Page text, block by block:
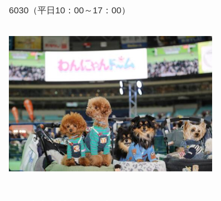
6030（平日10：00～17：00）